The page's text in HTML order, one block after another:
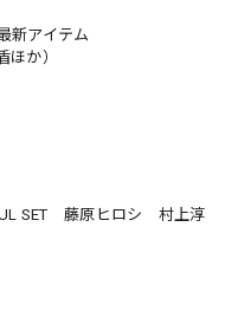
新アイテム
ほか）
SET 藤原ヒロシ 村上淳